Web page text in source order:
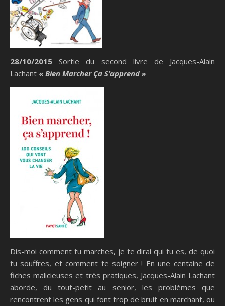
28/10/2015Sortie du second livre de Jacques-Alain
Lachant « Bien Marcher Ça S’apprend »
Dis-moi comment tu marches, je te dirai qui tu es, de quoi
tu souffres, et comment te soigner ! En une centaine de
fiches malicieuses et très pratiques, Jacques-Alain Lachant
aborde, du tout-petit au senior, les problèmes que
rencontrent les gens qui font trop de bruit en marchant, ou